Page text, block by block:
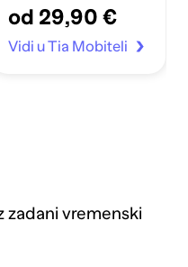
40/41mm prozirno
od 29,90 €
Vidi u Tia Mobiteli
zadani vremenski